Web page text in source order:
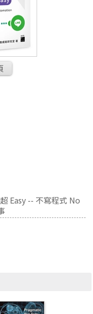
Easy -- 不寫程式 No